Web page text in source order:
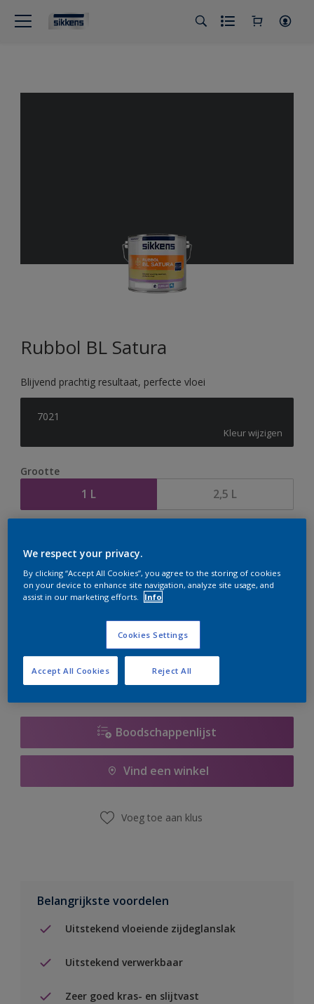
Rubbol BL Satura
Blijvend prachtig resultaat, perfecte vloei
7021
Kleur wijzigen
Grootte
1 L 2,5 L
er hard aan om de voorraad aan te vullen.
Boodschappenlijst
Vind een winkel
Voeg toe aan klus
Belangrijkste voordelen
Uitstekend vloeiende zijdeglanslak
Uitstekend verwerkbaar
Zeer goed kras- en slijtvast
We respect your privacy.
By clicking “Accept All Cookies”, you agree to the storing of cookies
on your device to enhance site navigation, analyze site usage, and
assist in our marketing efforts.
Info
Cookies Settings
Reject All
Accept All Cookies